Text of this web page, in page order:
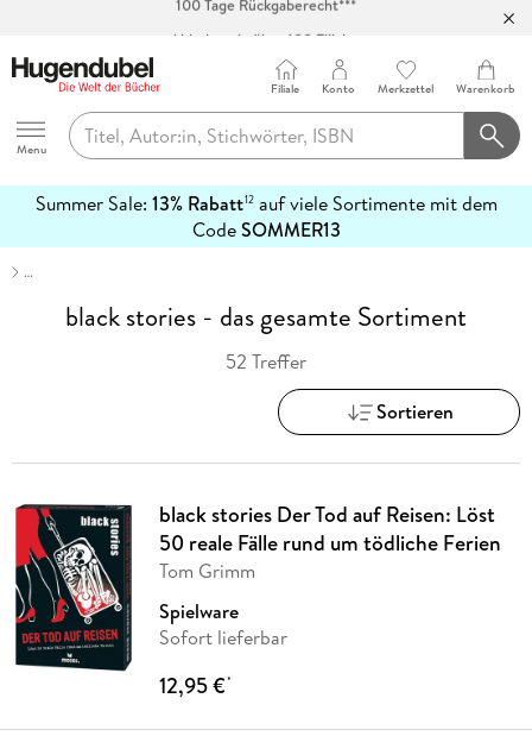
Abholung in über 100 Filialen
Hugendubel
Menu
Filiale Konto Merkzettel Warenkorb
Summer Sale: 13% Rabatt12auf viele Sortimente mit dem
CodeSOMMER13
erfahren
…
black stories - das gesamte Sortiment
52 Treffer
Sortieren
black stories Der Tod auf Reisen: Löst
50 reale Fälle rund um tödliche Ferien
Tom Grimm
Spielware
Sofort lieferbar
12,95 €*